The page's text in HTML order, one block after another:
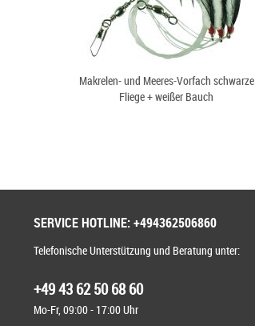
Makrelen- und Meeres-Vorfach schwarze
Fliege + weißer Bauch
SERVICE HOTLINE: +494362506860
Telefonische Unterstützung und Beratung unter:
+49 43 62 50 68 60
Mo-Fr, 09:00 - 17:00 Uhr